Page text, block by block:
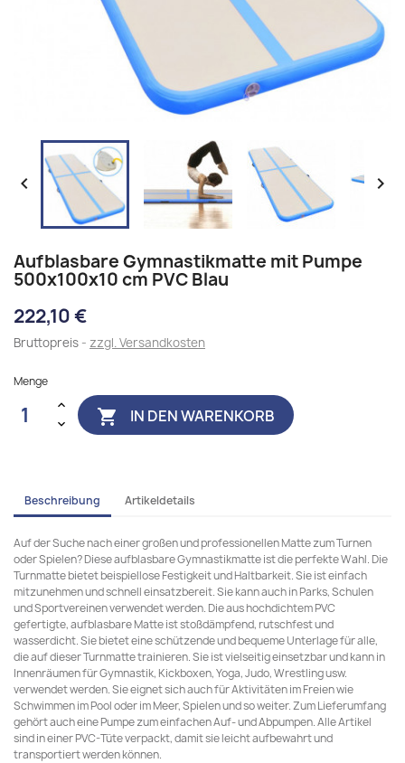
 
Aufblasbare Gymnastikmatte mit Pumpe
500x100x10 cm PVC Blau
222,10 €
Bruttopreis zzgl. Versandkosten
Menge
 IN DEN WARENKORB
Beschreibung Artikeldetails
Auf der Suche nach einer großen und professionellen Matte zum Turnen
oder Spielen? Diese aufblasbare Gymnastikmatte ist die perfekte Wahl. Die
Turnmatte bietet beispiellose Festigkeit und Haltbarkeit. Sie ist einfach
mitzunehmen und schnell einsatzbereit. Sie kann auch in Parks, Schulen
und Sportvereinen verwendet werden. Die aus hochdichtem PVC
gefertigte, aufblasbare Matte ist stoßdämpfend, rutschfest und
wasserdicht. Sie bietet eine schützende und bequeme Unterlage für alle,
die auf dieser Turnmatte trainieren. Sie ist vielseitig einsetzbar und kann in
Innenräumen für Gymnastik, Kickboxen, Yoga, Judo, Wrestling usw.
verwendet werden. Sie eignet sich auch für Aktivitäten im Freien wie
Schwimmen im Pool oder im Meer, Spielen und so weiter. Zum Lieferumfang
gehört auch eine Pumpe zum einfachen Auf- und Abpumpen. Alle Artikel
sind in einer PVC-Tüte verpackt, damit sie leicht aufbewahrt und
transportiert werden können.